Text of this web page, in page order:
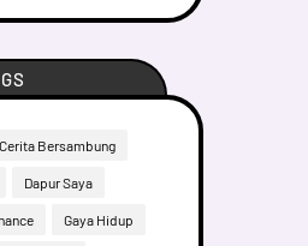
Cerita Bersambung
Dapur Saya
Gaya Hidup